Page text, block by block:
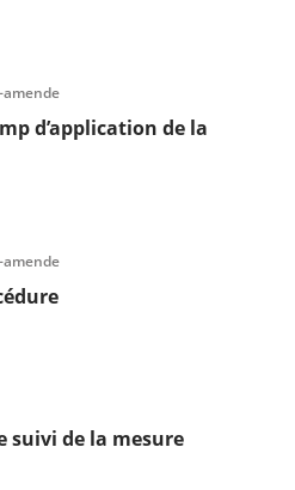
d’application de la
suivi de la mesure